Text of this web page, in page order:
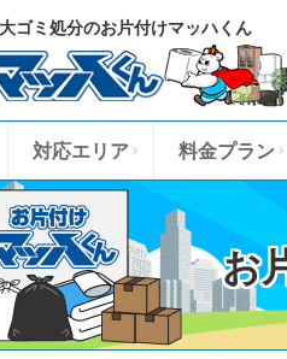
ゴミ処分のお片付けマッハくん
対応エリア 料金プラン
お